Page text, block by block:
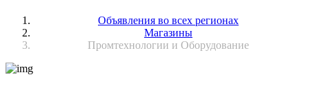
Объявления во всех регионах
Магазины
Промтехнологии и Оборудование